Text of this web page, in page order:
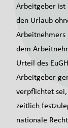
Arbeitgeber ist
den Urlaub
Arbeitnehmers
dem
Urteil des
Arbeitgeber
verpflichtet
zeitlich
nationale